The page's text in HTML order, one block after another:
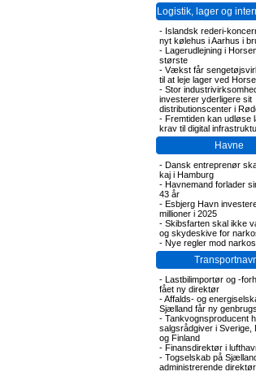
Logistik, lager og
- Islandsk rederi-
nyt kølehus i Aarhus i
- Lagerudlejning i
største
- Vækst får
til at leje lager ved
- Stor
investerer yderligere sit
distributionscenter i
- Fremtiden kan udløse
krav til digital
Havne
- Dansk entreprenør
kaj i Hamburg
- Havnemand forlader
43 år
- Esbjerg Havn
millioner i 2025
- Skibsfarten skal ikke
og skydeskive for
- Nye regler mod
- Lastbilimportør og -
fået ny direktør
-Affalds- og
Sjælland får ny
- Tankvognsproducent
salgsrådgiver i Sverige,
og Finland
- Finansdirektør i
- Togselskab på
administrerende direktør